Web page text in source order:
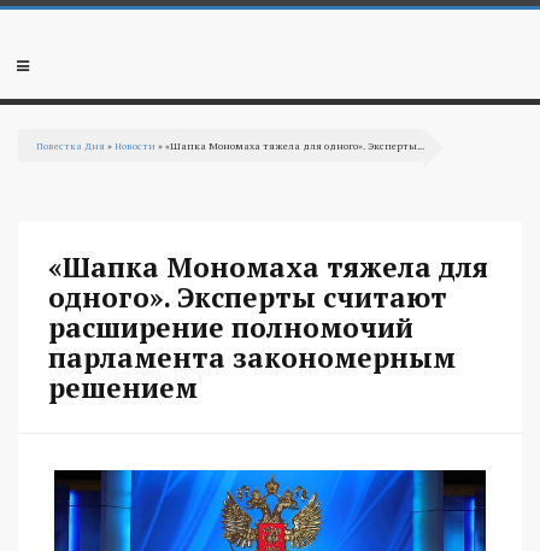
Перейти к основному содержанию
Мобильное
Повестка Дня »Новости » «Шапка Мономаха тяжела для одного». Эксперты...
«Шапка Мономаха тяжела для
одного». Эксперты считают
расширение полномочий
парламента закономерным
решением